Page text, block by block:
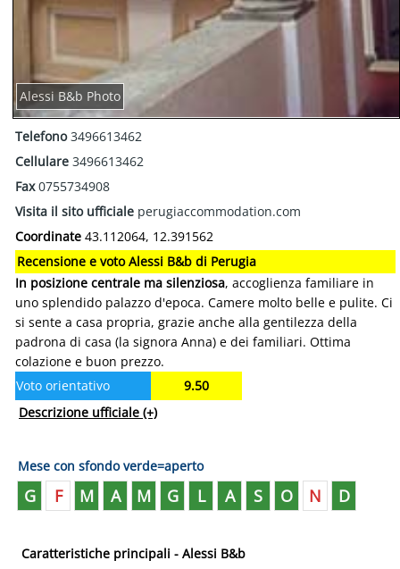
Alessi B&b Photo
Telefono3496613462
Cellulare 3496613462
Fax0755734908
Visita il sito ufficiale perugiaccommodation.com
Coordinate 43.112064, 12.391562
Recensione e voto Alessi B&b di Perugia
In posizione centrale ma silenziosa, accoglienza familiare in
uno splendido palazzo d'epoca. Camere molto belle e pulite. Ci
si sente a casa propria, grazie anche alla gentilezza della
padrona di casa (la signora Anna) e dei familiari. Ottima
colazione e buon prezzo.
Voto orientativo
9.50
Descrizione ufficiale (+)
Mese con sfondo verde=aperto
G F M A M G L A S O N D
Caratteristiche principali - Alessi B&b